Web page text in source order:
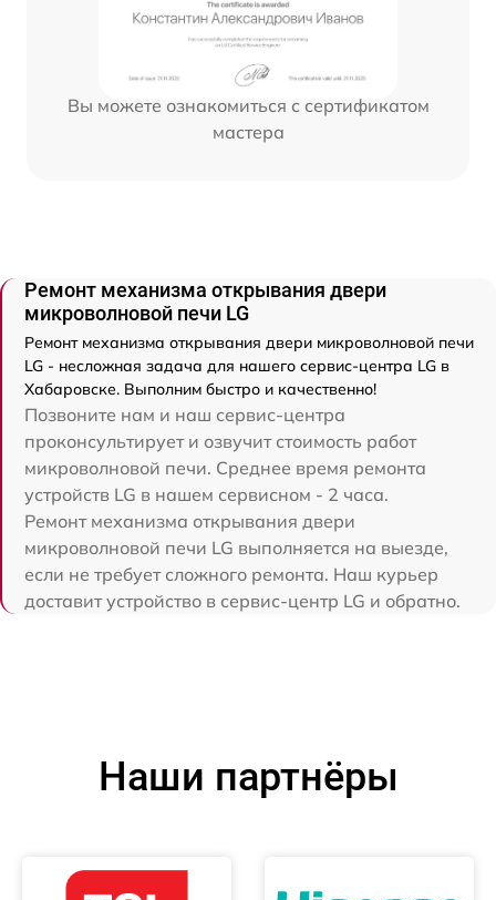
Вы можете ознакомиться с сертификатом
мастера
Ремонт механизма открывания двери
микроволновой печи LG
Ремонт механизма открывания двери микроволновой печи
LG - несложная задача для нашего сервис-центра LG в
Хабаровске. Выполним быстро и качественно!
Позвоните нам и наш сервис-центра
проконсультирует и озвучит стоимость работ
микроволновой печи. Среднее время ремонта
устройств LG в нашем сервисном - 2 часа.
Ремонт механизма открывания двери
микроволновой печи LG выполняется на выезде,
если не требует сложного ремонта. Наш курьер
доставит устройство в сервис-центр LG и обратно.
Наши партнёры